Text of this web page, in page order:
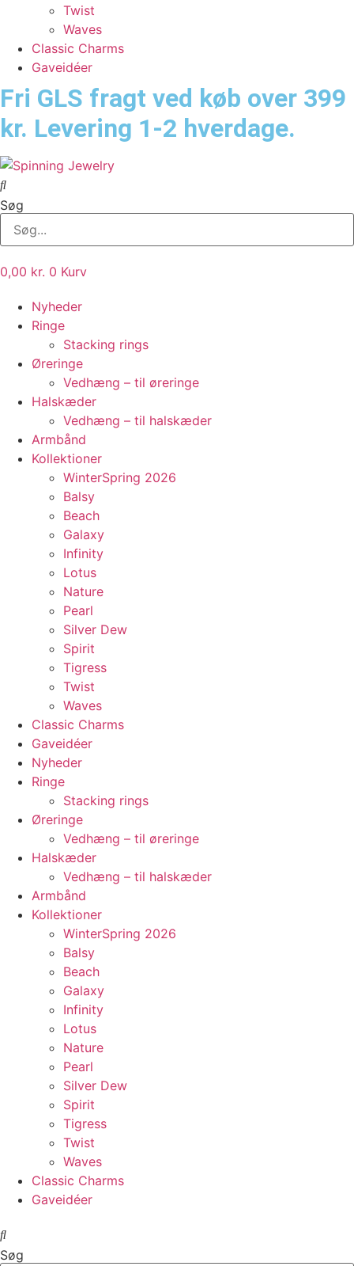
Twist
Waves
Classic Charms
Gaveidéer
Fri GLS fragt ved køb over 399
kr. Levering 1-2 hverdage.
Søg
0,00 kr. 0 Kurv
Nyheder
Ringe
Stacking rings
Øreringe
Vedhæng – til øreringe
Halskæder
Vedhæng – til halskæder
Armbånd
Kollektioner
WinterSpring 2026
Balsy
Beach
Galaxy
Infinity
Lotus
Nature
Pearl
Silver Dew
Spirit
Tigress
Twist
Waves
Classic Charms
Gaveidéer
Nyheder
Ringe
Stacking rings
Øreringe
Vedhæng – til øreringe
Halskæder
Vedhæng – til halskæder
Armbånd
Kollektioner
WinterSpring 2026
Balsy
Beach
Galaxy
Infinity
Lotus
Nature
Pearl
Silver Dew
Spirit
Tigress
Twist
Waves
Classic Charms
Gaveidéer
Søg